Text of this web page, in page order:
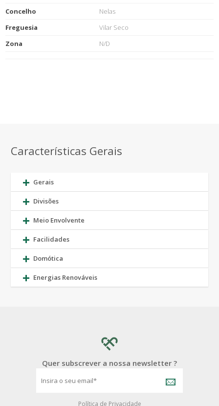
Concelho
Nelas
Freguesia
Vilar Seco
Zona
N/D
Características Gerais
Gerais
Divisões
Meio Envolvente
Facilidades
Domótica
Energias Renováveis
Quer subscrever a nossa newsletter ?
Política de Privacidade